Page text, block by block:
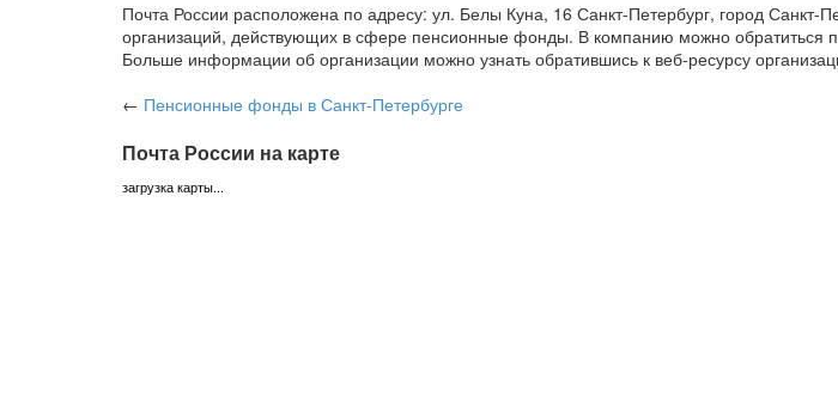
Почта России расположена по адресу: ул. Белы Куна, 16 Санкт-Петербург, город Санкт-
организаций, действующих в сфере пенсионные фонды. В компанию можно обратиться
Больше информации об организации можно узнать обратившись к веб-ресурсу
← Пенсионные фонды в Санкт-Петербурге
Почта России на карте
загрузка карты...